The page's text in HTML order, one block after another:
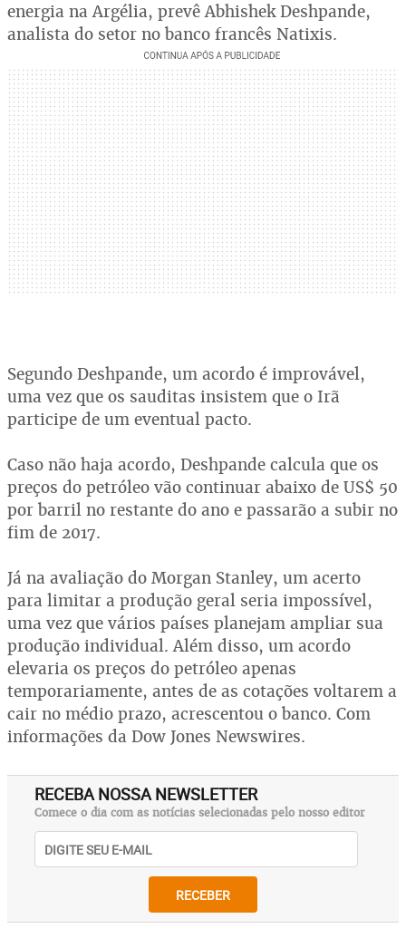
energia na Argélia, prevê Abhishek Deshpande,
analista do setor no banco francês Natixis.
Segundo Deshpande, um acordo é improvável,
uma vez que os sauditas insistem que o Irã
participe de um eventual pacto.
Caso não haja acordo, Deshpande calcula que os
preços do petróleo vão continuar abaixo de US$ 50
por barril no restante do ano e passarão a subir no
fim de 2017.
Já na avaliação do Morgan Stanley, um acerto
para limitar a produção geral seria impossível,
uma vez que vários países planejam ampliar sua
produção individual. Além disso, um acordo
elevaria os preços do petróleo apenas
temporariamente, antes de as cotações voltarem a
cair no médio prazo, acrescentou o banco. Com
informações da Dow Jones Newswires.
RECEBA NOSSA NEWSLETTER
Comece o dia com as notícias selecionadas pelo nosso editor
RECEBER